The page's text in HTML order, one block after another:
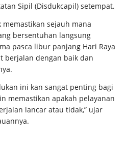
Sipil (Disdukcapil) setempat.
sejauh mana
bersentuhan langsung
pasca libur panjang Hari Raya
berjalan dengan baik dan
ini kan sangat penting bagi
memastikan apakah pelayanan
lancar atau tidak,” ujar